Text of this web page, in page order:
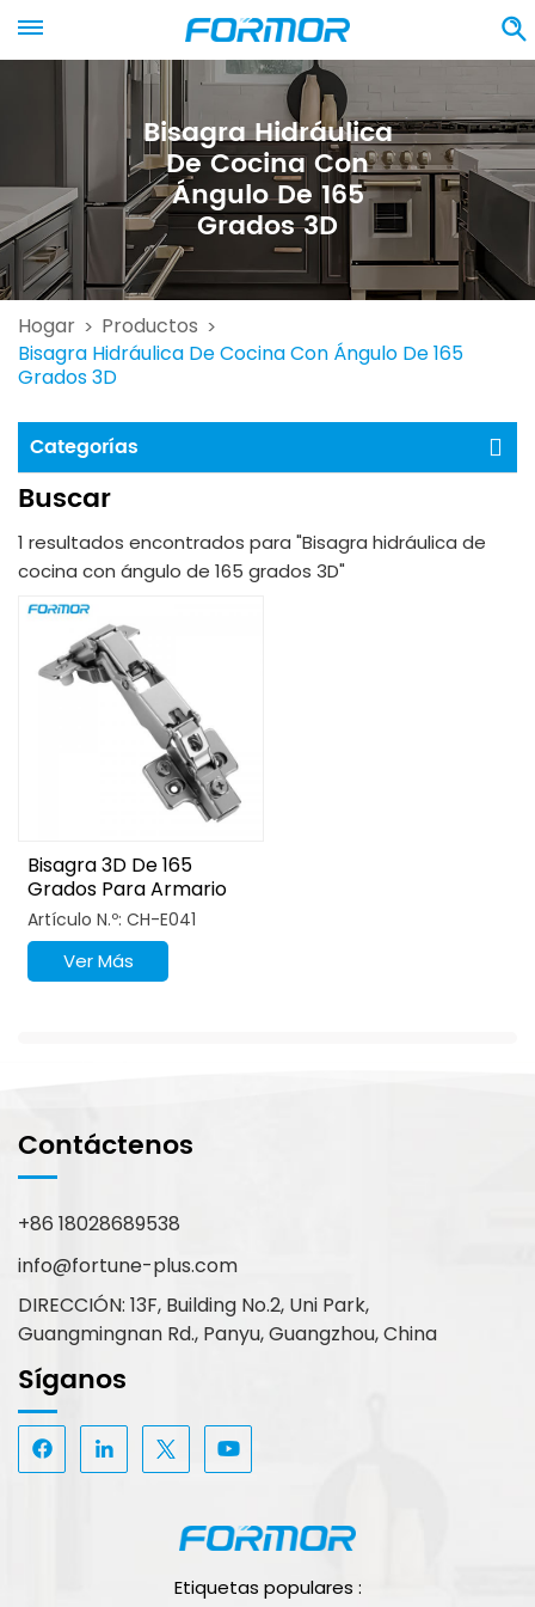
Bisagra Hidráulica
De Cocina Con
Ángulo De 165
Grados 3D
Hogar > Productos >
Bisagra Hidráulica De Cocina Con Ángulo De 165
Grados 3D
Categorías
Buscar
1 resultados encontrados para "Bisagra hidráulica de
cocina con ángulo de 165 grados 3D"
Bisagra 3D De 165
Grados Para Armario
De Cocina, Dormitorio Y
Sala De Estar
Artículo N.º: CH-E041
Ver Más
Contáctenos
+86 18028689538
info@fortune-plus.com
DIRECCIÓN: 13F, Building No.2, Uni Park,
Guangmingnan Rd., Panyu, Guangzhou, China
Síganos
Etiquetas populares :